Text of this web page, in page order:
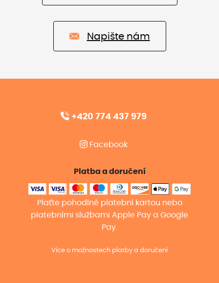
Napište nám
+420 774 437 979
Facebook
Platba a doručení
Plaťte pohodlně platební kartou nebo
platebními službami Apple Pay a Google
Pay.
Více o možnostech platby a doručení